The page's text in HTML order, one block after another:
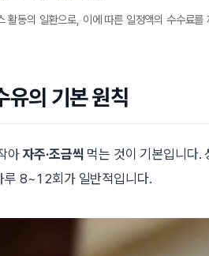
활동의 일환으로, 이에 따른 일정액의 수수료를
유의 기본 원칙
아자주·조금씩 먹는 것이 기본입니다
루 8~12회가 일반적입니다.